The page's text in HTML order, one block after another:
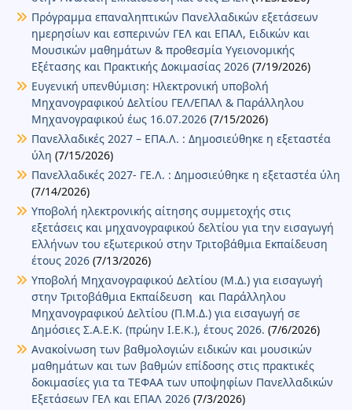
Πρόγραμμα επαναληπτικών Πανελλαδικών εξετάσεων
ημερησίων και εσπερινών ΓΕΛ και ΕΠΑΛ, Ειδικών και
Μουσικών μαθημάτων & προθεσμία Υγειονομικής
Εξέτασης και Πρακτικής Δοκιμασίας 2026 (7/19/2026)
Ευγενική υπενθύμιση: Ηλεκτρονική υποβολή
Μηχανογραφικού Δελτίου ΓΕΛ/ΕΠΑΛ & Παράλληλου
Μηχανογραφικού έως 16.07.2026 (7/15/2026)
Πανελλαδικές 2027 – ΕΠΑ.Λ. : Δημοσιεύθηκε η εξεταστέα
ύλη (7/15/2026)
Πανελλαδικές 2027- ΓΕ.Λ. : Δημοσιεύθηκε η εξεταστέα ύλη
(7/14/2026)
Υποβολή ηλεκτρονικής αίτησης συμμετοχής στις
εξετάσεις και μηχανογραφικού δελτίου για την εισαγωγή
Ελλήνων του εξωτερικού στην Τριτοβάθμια Εκπαίδευση
έτους 2026 (7/13/2026)
Υποβολή Μηχανογραφικού Δελτίου (Μ.Δ.) για εισαγωγή
στην Τριτοβάθμια Εκπαίδευση και Παράλληλου
Μηχανογραφικού Δελτίου (Π.Μ.Δ.) για εισαγωγή σε
Δημόσιες Σ.Α.Ε.Κ. (πρώην Ι.Ε.Κ.), έτους 2026. (7/6/2026)
Ανακοίνωση των βαθμολογιών ειδικών και μουσικών
μαθημάτων και των βαθμών επίδοσης στις πρακτικές
δοκιμασίες για τα ΤΕΦΑΑ των υποψηφίων Πανελλαδικών
Εξετάσεων ΓΕΛ και ΕΠΑΛ 2026 (7/3/2026)